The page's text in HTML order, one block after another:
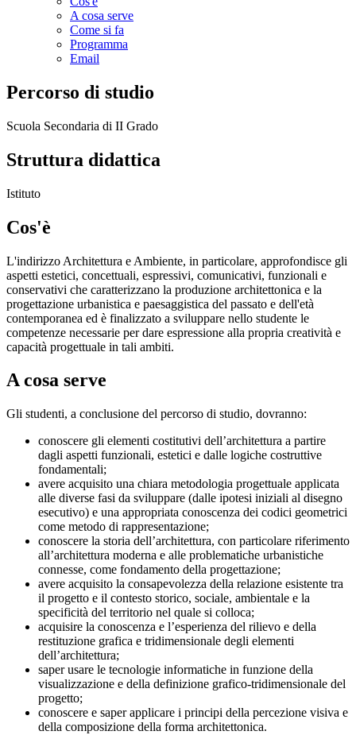
A cosa serve
Come si fa
Programma
Email
Percorso di studio
Scuola Secondaria di II Grado
Struttura didattica
Istituto
Cos'è
L'indirizzo Architettura e Ambiente, in particolare, approfondisce gli
aspetti estetici, concettuali, espressivi, comunicativi, funzionali e
conservativi che caratterizzano la produzione architettonica e la
progettazione urbanistica e paesaggistica del passato e dell'età
contemporanea ed è finalizzato a sviluppare nello studente le
competenze necessarie per dare espressione alla propria creatività e
capacità progettuale in tali ambiti.
A cosa serve
Gli studenti, a conclusione del percorso di studio, dovranno:
conoscere gli elementi costitutivi dell’architettura a partire
dagli aspetti funzionali, estetici e dalle logiche costruttive
fondamentali;
avere acquisito una chiara metodologia progettuale applicata
alle diverse fasi da sviluppare (dalle ipotesi iniziali al disegno
esecutivo) e una appropriata conoscenza dei codici geometrici
come metodo di rappresentazione;
conoscere la storia dell’architettura, con particolare riferimento
all’architettura moderna e alle problematiche urbanistiche
connesse, come fondamento della progettazione;
avere acquisito la consapevolezza della relazione esistente tra
il progetto e il contesto storico, sociale, ambientale e la
specificità del territorio nel quale si colloca;
acquisire la conoscenza e l’esperienza del rilievo e della
restituzione grafica e tridimensionale degli elementi
dell’architettura;
saper usare le tecnologie informatiche in funzione della
visualizzazione e della definizione grafico-tridimensionale del
progetto;
conoscere e saper applicare i principi della percezione visiva e
della composizione della forma architettonica.